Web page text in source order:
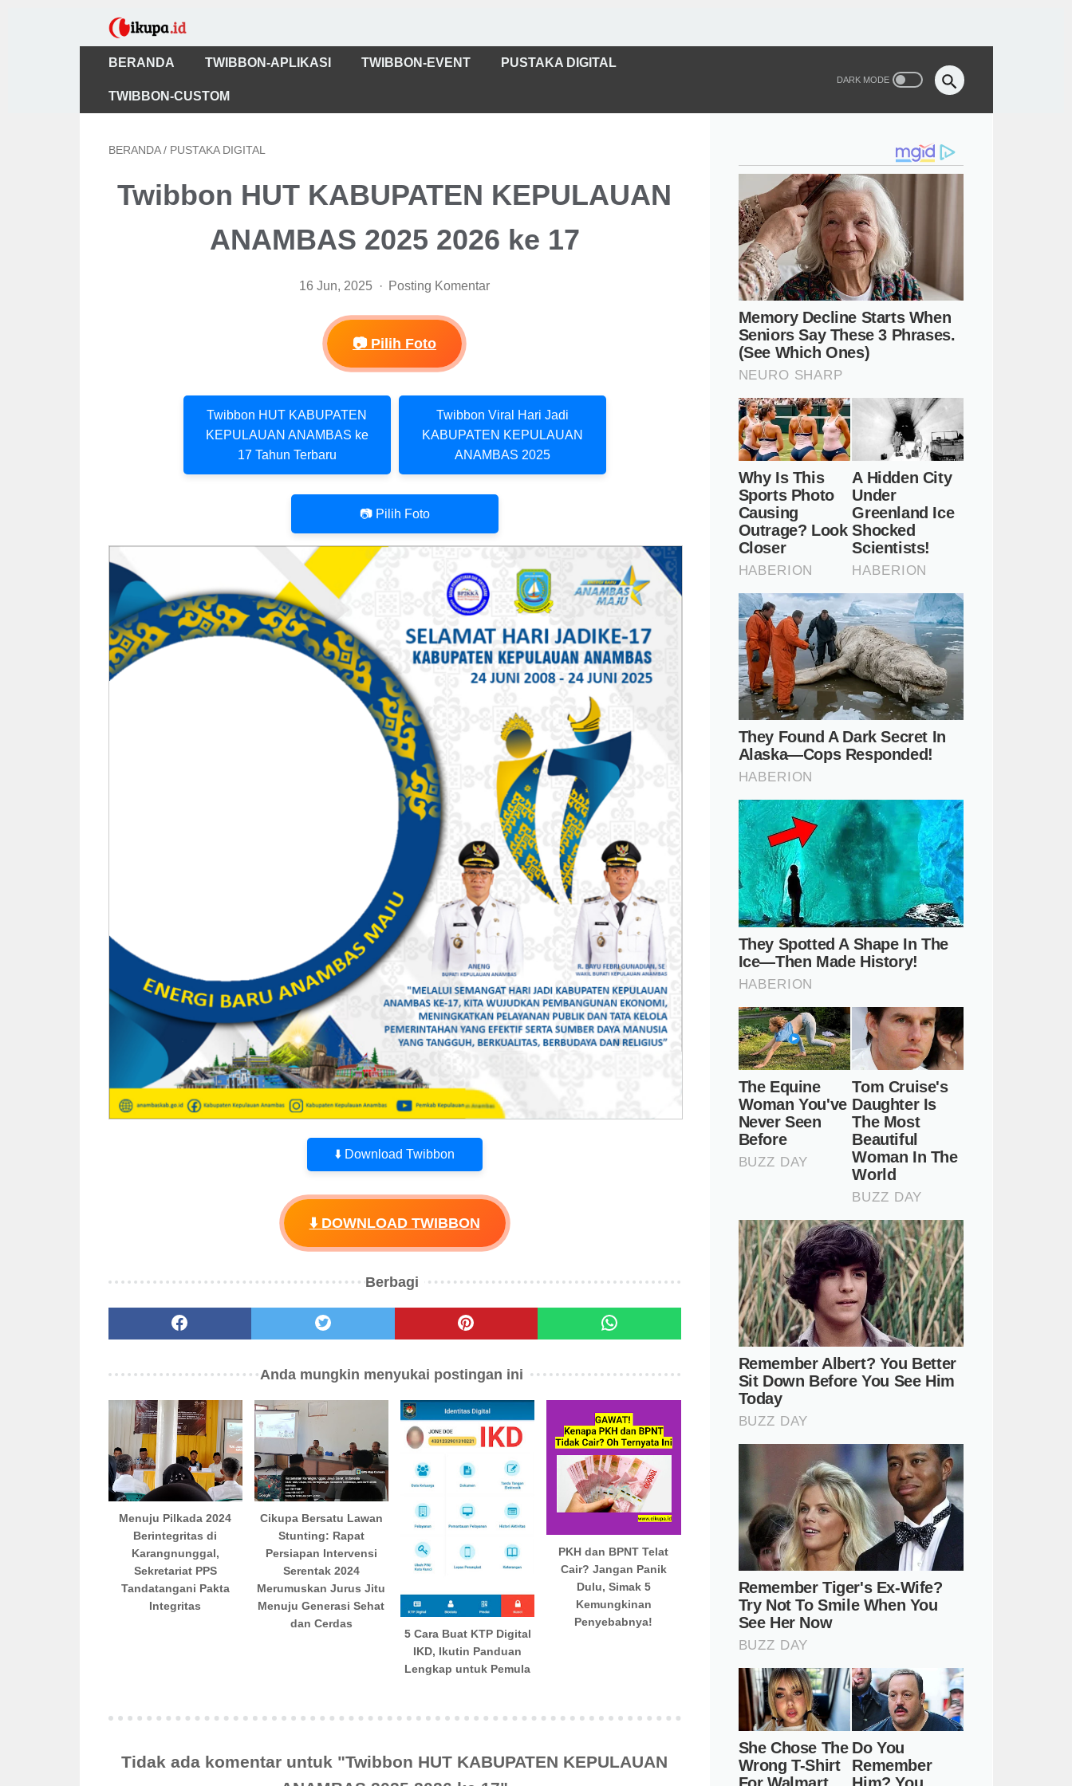
BERANDA TWIBBON-APLIKASI TWIBBON-EVENT PUSTAKA DIGITAL
TWIBBON-CUSTOM
BERANDA / PUSTAKA DIGITAL
Twibbon HUT KABUPATEN KEPULAUAN
ANAMBAS 2025 2026 ke 17
16 Jun, 2025 Posting Komentar
📷 Pilih Foto
Twibbon HUT KABUPATEN
KEPULAUAN ANAMBAS ke
17 Tahun Terbaru
Twibbon Viral Hari Jadi
KABUPATEN KEPULAUAN
ANAMBAS 2025
📷 Pilih Foto
⬇️ Download Twibbon
⬇️ DOWNLOAD TWIBBON
Berbagi
Anda mungkin menyukai postingan ini
Menuju Pilkada 2024
Berintegritas di
Karangnunggal,
Sekretariat PPS
Tandatangani Pakta
Integritas
Cikupa Bersatu Lawan
Stunting: Rapat
Persiapan Intervensi
Serentak 2024
Merumuskan Jurus Jitu
Menuju Generasi Sehat
dan Cerdas
5 Cara Buat KTP Digital
IKD, Ikutin Panduan
Lengkap untuk Pemula
PKH dan BPNT Telat
Cair? Jangan Panik
Dulu, Simak 5
Kemungkinan
Penyebabnya!
Tidak ada komentar untuk "Twibbon HUT KABUPATEN KEPULAUAN